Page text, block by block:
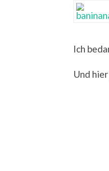
Ich
Und